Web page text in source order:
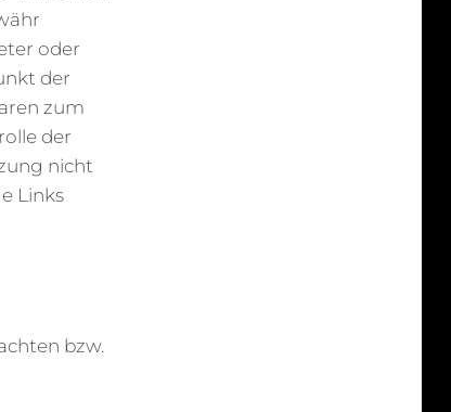
oder
der
zum
der
nicht
Links
bzw.